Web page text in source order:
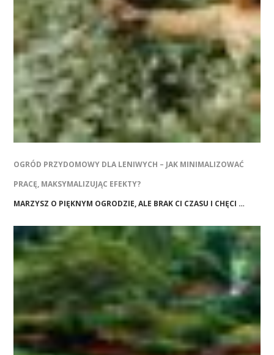
OGRÓD PRZYDOMOWY DLA LENIWYCH – JAK MINIMALIZOWAĆ
PRACĘ, MAKSYMALIZUJĄC EFEKTY?
MARZYSZ O PIĘKNYM OGRODZIE, ALE BRAK CI CZASU I CHĘCI …